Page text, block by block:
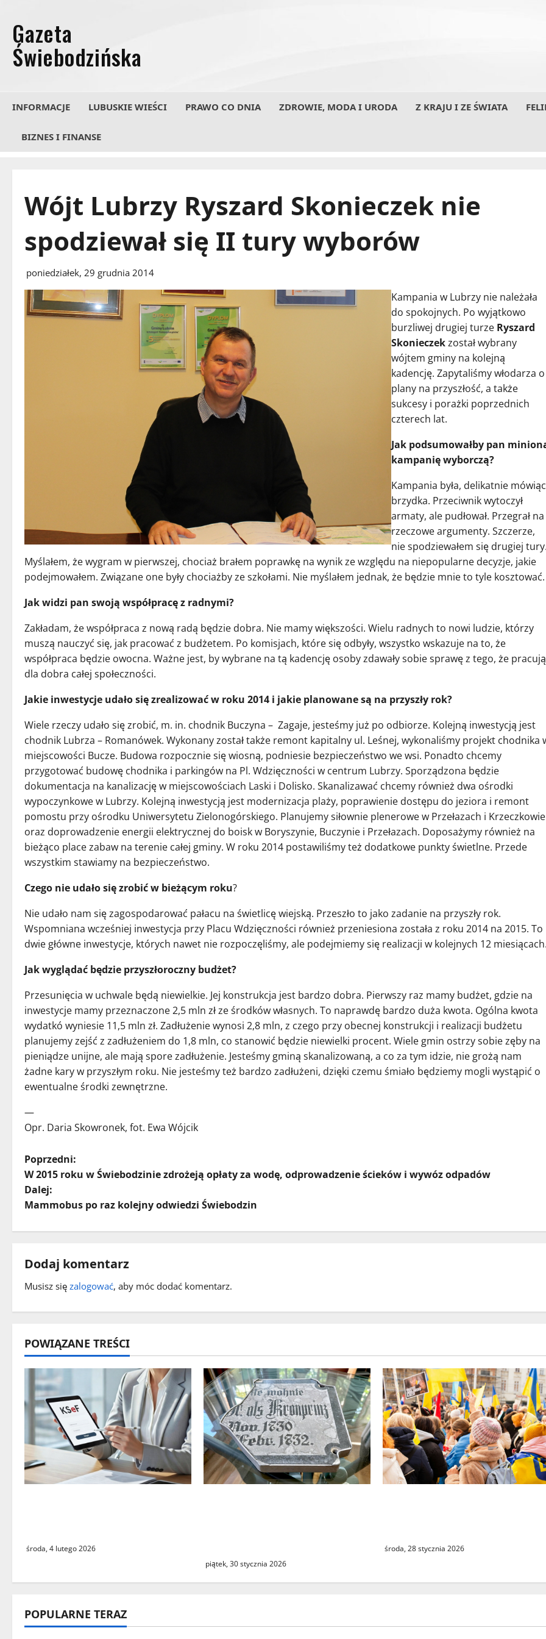
treści
INFORMACJE LUBUSKIE WIEŚCI PRAWO CO DNIA ZDROWIE, MODA I URODA Z KRAJU I ZE ŚWIATA
BIZNES I FINANSE
Wójt Lubrzy Ryszard Skonieczek nie
spodziewał się II tury wyborów
poniedziałek, 29 grudnia 2014
Kampania w Lubrzy nie należała
do spokojnych. Po wyjątkowo
burzliwej drugiej turze Ryszard
Skonieczekzostał wybrany
wójtem gminy na kolejną
kadencję. Zapytaliśmy włodarza o
plany na przyszłość, a także
sukcesy i porażki poprzednich
czterech lat.
Jak podsumowałby pan
kampanię wyborczą?
Kampania była, delikatnie
brzydka. Przeciwnik wytoczył
armaty, ale pudłował. Przegrał na
rzeczowe argumenty. Szczerze,
nie spodziewałem się drugiej
Myślałem, że wygram w pierwszej, chociaż brałem poprawkę na wynik ze względu na niepopularne decyzje, jakie
podejmowałem. Związane one były chociażby ze szkołami. Nie myślałem jednak, że będzie mnie to tyle kosztować.
Jak widzi pan swoją współpracę z radnymi?
Zakładam, że współpraca z nową radą będzie dobra. Nie mamy większości. Wielu radnych to nowi ludzie, którzy
muszą nauczyć się, jak pracować z budżetem. Po komisjach, które się odbyły, wszystko wskazuje na to, że
współpraca będzie owocna. Ważne jest, by wybrane na tą kadencję osoby zdawały sobie sprawę z tego, że pracują
dla dobra całej społeczności.
Jakie inwestycje udało się zrealizować w roku 2014 i jakie planowane są na przyszły rok?
Wiele rzeczy udało się zrobić, m. in. chodnik Buczyna – Zagaje, jesteśmy już po odbiorze. Kolejną inwestycją jest
chodnik Lubrza – Romanówek. Wykonany został także remont kapitalny ul. Leśnej, wykonaliśmy projekt chodnika
miejscowości Bucze. Budowa rozpocznie się wiosną, podniesie bezpieczeństwo we wsi. Ponadto chcemy
przygotować budowę chodnika i parkingów na Pl. Wdzięczności w centrum Lubrzy. Sporządzona będzie
dokumentacja na kanalizację w miejscowościach Laski i Dolisko. Skanalizawać chcemy również dwa ośrodki
wypoczynkowe w Lubrzy. Kolejną inwestycją jest modernizacja plaży, poprawienie dostępu do jeziora i remont
pomostu przy ośrodku Uniwersytetu Zielonogórskiego. Planujemy siłownie plenerowe w Przełazach i Krzeczkowie
oraz doprowadzenie energii elektrycznej do boisk w Boryszynie, Buczynie i Przełazach. Doposażymy również na
bieżąco place zabaw na terenie całej gminy. W roku 2014 postawiliśmy też dodatkowe punkty świetlne. Przede
wszystkim stawiamy na bezpieczeństwo.
Czego nie udało się zrobić w bieżącym roku?
Nie udało nam się zagospodarować pałacu na świetlicę wiejską. Przeszło to jako zadanie na przyszły rok.
Wspomniana wcześniej inwestycja przy Placu Wdzięczności również przeniesiona została z roku 2014 na 2015. To
dwie główne inwestycje, których nawet nie rozpoczęliśmy, ale podejmiemy się realizacji w kolejnych 12
Jak wyglądać będzie przyszłoroczny budżet?
Przesunięcia w uchwale będą niewielkie. Jej konstrukcja jest bardzo dobra. Pierwszy raz mamy budżet, gdzie na
inwestycje mamy przeznaczone 2,5 mln zł ze środków własnych. To naprawdę bardzo duża kwota. Ogólna kwota
wydatkó wyniesie 11,5 mln zł. Zadłużenie wynosi 2,8 mln, z czego przy obecnej konstrukcji i realizacji budżetu
planujemy zejść z zadłużeniem do 1,8 mln, co stanowić będzie niewielki procent. Wiele gmin ostrzy sobie zęby na
pieniądze unijne, ale mają spore zadłużenie. Jesteśmy gminą skanalizowaną, a co za tym idzie, nie grożą nam
żadne kary w przyszłym roku. Nie jesteśmy też bardzo zadłużeni, dzięki czemu śmiało będziemy mogli wystąpić o
ewentualne środki zewnętrzne.
—
Opr. Daria Skowronek, fot. Ewa Wójcik
Z
o
b
a
c
z
w
p
i
s
y
Poprzedni:
W 2015 roku w Świebodzinie zdrożeją opłaty za wodę, odprowadzenie ścieków i wywóz odpadów
Dalej:
Mammobus po raz kolejny odwiedzi Świebodzin
Dodaj komentarz
Musisz się zalogować, aby móc dodać komentarz.
POWIĄZANE TREŚCI
środa, 4 lutego 2026
piątek, 30 stycznia 2026
środa, 28 stycznia 2026
POPULARNE TERAZ